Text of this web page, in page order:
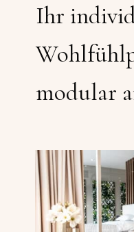
Ihr
modular